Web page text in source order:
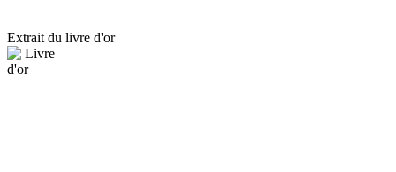
Extrait du livre d'or